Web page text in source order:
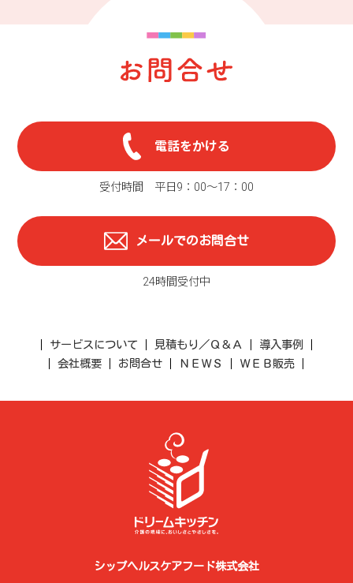
電話をかける
受付時間 平日9：00〜17：00
メールでのお問合せ
24時間受付中
サービスについて 見積もり／Ｑ＆Ａ
導入事例
会社概要
お問合せ ＮＥＷＳ ＷＥＢ販売
シップヘルスケアフード株式会社